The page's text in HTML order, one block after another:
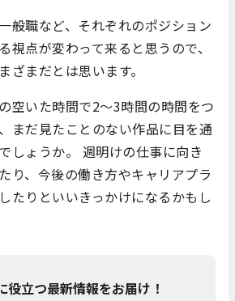
般職など、それぞれのポジション
視点が変わって来ると思うので、
ざまだとは思います。
空いた時間で2～3時間の時間をつ
まだ見たことのない作品に目を通
しょうか。 週明けの仕事に向き
り、今後の働き方やキャリアプラ
たりといいきっかけになるかもし
役立つ最新情報をお届け！